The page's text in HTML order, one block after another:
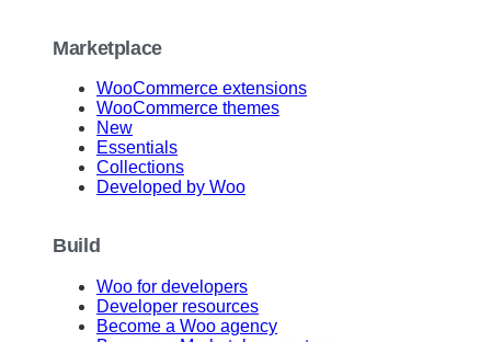
Marketplace
WooCommerce extensions
WooCommerce themes
New
Essentials
Collections
Developed by Woo
Build
Woo for developers
Developer resources
Become a Woo agency